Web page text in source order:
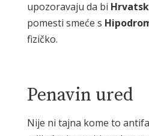
upozoravaju da bi
pomesti smeće s
fizičko.
Penavin ured
Nije ni tajna kome to